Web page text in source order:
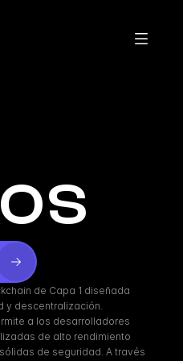
de Capa 1 diseñada
y descentralización.
a los desarrolladores
de alto rendimiento
de seguridad. A través